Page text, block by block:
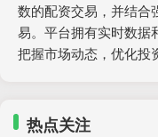
数的配资交易，并结合
易。平台拥有实时数据
把握市场动态，优化投
热点关注